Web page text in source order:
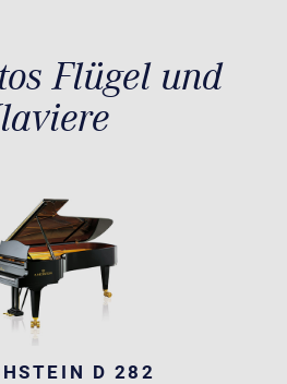
Flügel und
D 282